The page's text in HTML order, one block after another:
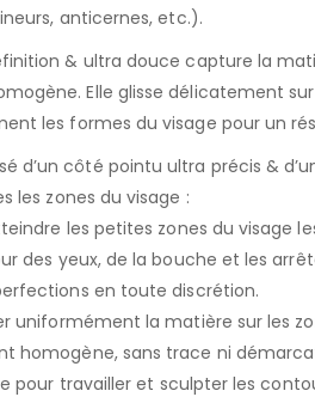
anticernes, etc.).
& ultra douce capture la
Elle glisse délicatement
les formes du visage pour un
d’un côté pointu ultra précis &
les zones du visage :
les petites zones du visage
des yeux, de la bouche et les
en toute discrétion.
uniformément la matière sur les
homogène, sans trace ni
pour travailler et sculpter les